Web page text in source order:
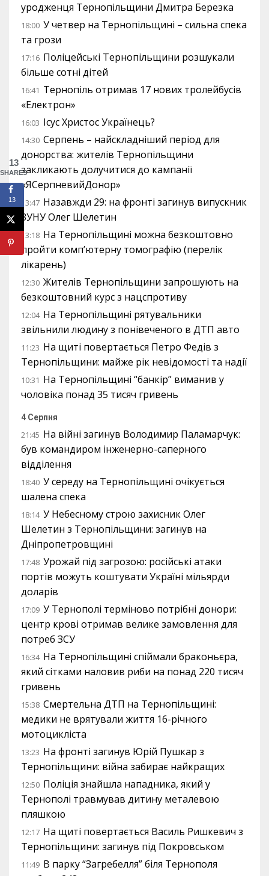
уродженця Тернопільщини Дмитра Березка
18:00 У четвер на Тернопільщині – сильна спека
та грози
17:16 Поліцейські Тернопільщини розшукали
більше сотні дітей
16:41 Тернопіль отримав 17 нових тролейбусів
«Електрон»
16:03 Ісус Христос Українець?
14:30 Серпень – найскладніший період для
донорства: жителів Тернопільщини
закликають долучитися до кампанії
«ЯСерпневийДонор»
13:47 Назавжди 29: на фронті загинув випускник
ЗУНУ Олег Шелетин
13:18 На Тернопільщині можна безкоштовно
пройти комп’ютерну томографію (перелік
лікарень)
12:30 Жителів Тернопільщини запрошують на
безкоштовний курс з нацспротиву
12:04 На Тернопільщині рятувальники
звільнили людину з понівеченого в ДТП авто
11:23 На щиті повертається Петро Федів з
Тернопільщини: майже рік невідомості та надії
10:31 На Тернопільщині “банкір” виманив у
чоловіка понад 35 тисяч гривень
4 Серпня
21:45 На війні загинув Володимир Паламарчук:
був командиром інженерно-саперного
відділення
18:40 У середу на Тернопільщині очікується
шалена спека
18:14 У Небесному строю захисник Олег
Шелетин з Тернопільщини: загинув на
Дніпропетровщині
17:48 Урожай під загрозою: російські атаки
портів можуть коштувати Україні мільярди
доларів
17:09 У Тернополі терміново потрібні донори:
центр крові отримав велике замовлення для
потреб ЗСУ
16:34 На Тернопільщині спіймали браконьєра,
який сітками наловив риби на понад 220 тисяч
гривень
15:38 Смертельна ДТП на Тернопільщині:
медики не врятували життя 16-річного
мотоцикліста
13:23 На фронті загинув Юрій Пушкар з
Тернопільщини: війна забирає найкращих
12:50 Поліція знайшла нападника, який у
Тернополі травмував дитину металевою
пляшкою
12:17 На щиті повертається Василь Ришкевич з
Тернопільщини: загинув під Покровськом
11:49 В парку “Загребелля” біля Тернополя
13
SHARES
13